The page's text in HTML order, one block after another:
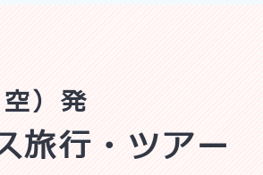
）発
旅行・ツアー